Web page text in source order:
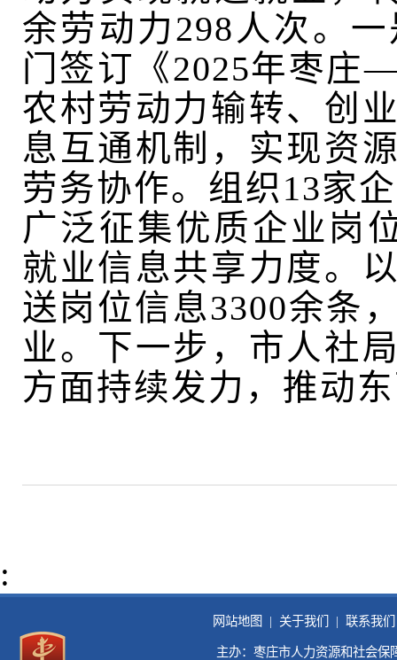
余劳动力298人次。
门签订《2025年枣庄
农村劳动力输转、创
息互通机制，实现资
劳务协作。组织13家
广泛征集优质企业岗
就业信息共享力度。
送岗位信息3300余条
业。下一步，市人社
方面持续发力，推动
:
网站地图 | 关于我们 | 联系我
主办：枣庄市人力资源和社会